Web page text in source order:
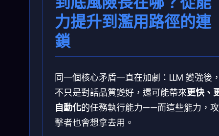
力提升到濫用路徑的連
鎖
同一個核心矛盾一直在加劇：LLM 變強後
不只是對話品質變好，還可能帶來更快、
自動化的任務執行能力——而這些能力，攻
擊者也會想拿去用。